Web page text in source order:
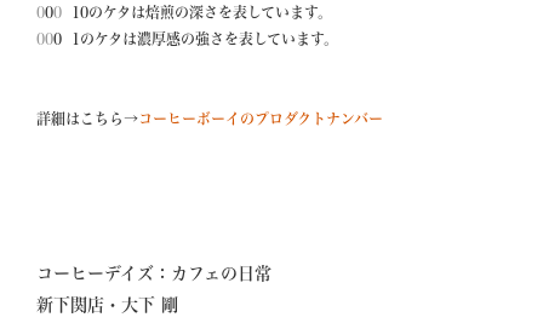
000
00
詳細はこちら→コーヒーボーイのプロダクトナンバー
コーヒーデイズ：カフェの日常
新下関店・大下 剛